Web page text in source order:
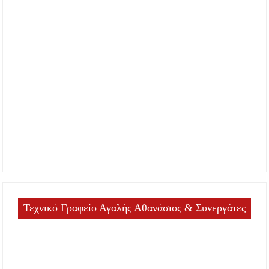
Τεχνικό Γραφείο Αγαλής Αθανάσιος & Συνεργάτες